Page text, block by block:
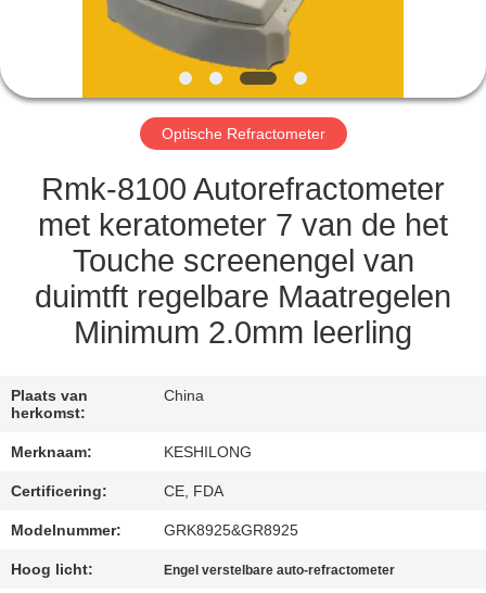
CONTACTEER
ONS
VERZOEK
OM EEN
CITAAT
SITEMAP
PRIVACY
POLICY
Optische Refractometer
Rmk-8100 Autorefractometer
met keratometer 7 van de het
Touche screenengel van
duimtft regelbare Maatregelen
Minimum 2.0mm leerling
Plaats van
herkomst:
China
Merknaam: KESHILONG
Certificering: CE, FDA
Modelnummer: GRK8925&GR8925
Hoog licht: Engel verstelbare auto-refractometer